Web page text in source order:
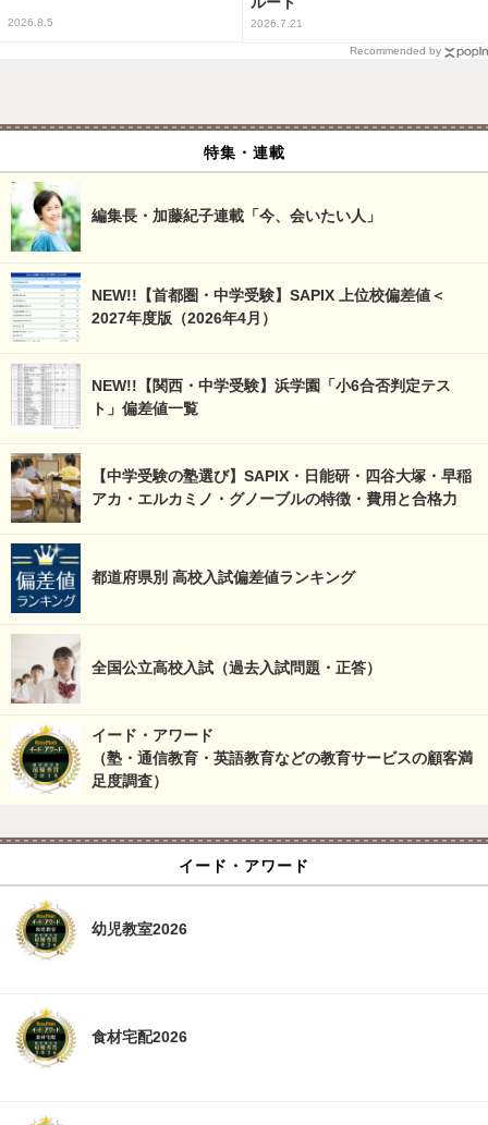
2026.8.5 2026.7.21
Recommended by
特集・連載
編集長・加藤紀子連載「今、会いたい人」
NEW!!【首都圏・中学受験】SAPIX 上位校偏差値＜
2027年度版（2026年4月）
NEW!!【関西・中学受験】浜学園「小6合否判定テス
ト」偏差値一覧
【中学受験の塾選び】SAPIX・日能研・四谷大塚・早稲
アカ・エルカミノ・グノーブルの特徴・費用と合格力
都道府県別 高校入試偏差値ランキング
全国公立高校入試（過去入試問題・正答）
イード・アワード
（塾・通信教育・英語教育などの教育サービスの顧客満
足度調査）
イード・アワード
幼児教室2026
食材宅配2026